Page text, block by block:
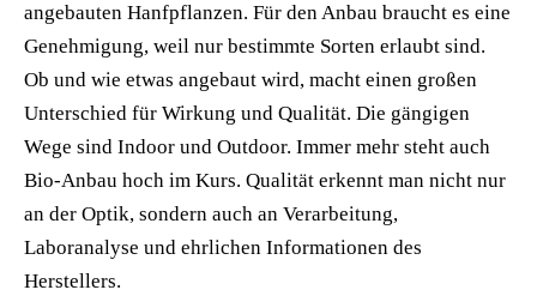
angebauten Hanfpflanzen. Für den Anbau braucht es eine
Genehmigung, weil nur bestimmte Sorten erlaubt sind.
Ob und wie etwas angebaut wird, macht einen großen
Unterschied für Wirkung und Qualität. Die gängigen
Wege sind Indoor und Outdoor. Immer mehr steht auch
Bio-Anbau hoch im Kurs. Qualität erkennt man nicht nur
an der Optik, sondern auch an Verarbeitung,
Laboranalyse und ehrlichen Informationen des
Herstellers.